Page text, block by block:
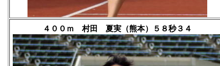
４００ｍ 村田 夏実（熊本）５８秒３４